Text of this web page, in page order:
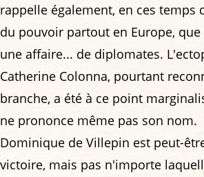
rappelle également, en ces temps
du pouvoir partout en Europe,
une affaire... de diplomates.
Catherine Colonna, pourtant
branche, a été à ce point
ne prononce même pas son nom.
Dominique de Villepin est peut-
victoire, mais pas n'importe